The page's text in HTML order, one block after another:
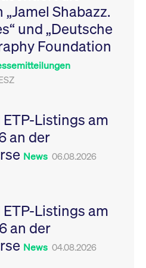
Shabazz.
und „Deutsche
Foundation
Listings am
an der
News 06.08.2026
Listings am
an der
News 04.08.2026
Leistung der Website
zu messen. Es handelt
sich um ein Muster-
Cookie, bei dem auf
das Präfix _pk_ses
eine kurze Reihe von
YouTube
.youtube.com
6
Monate
Dieses Cookie dient
Speicherung der
Einwilligungs- und
des Nutzers für ihre
Interaktion mit der
Sitzungen geehrt